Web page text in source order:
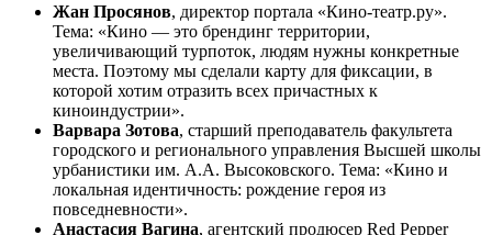
Жан Просянов, директор портала «Кино-театр.ру».
Тема: «Кино — это брендинг территории,
увеличивающий турпоток, людям нужны конкретные
места. Поэтому мы сделали карту для фиксации, в
которой хотим отразить всех причастных к
киноиндустрии».
Варвара Зотова, старший преподаватель факультета
городского и регионального управления Высшей школы
урбанистики им. А.А. Высоковского. Тема: «Кино и
локальная идентичность: рождение героя из
повседневности».
Анастасия Вагина, агентский продюсер Red Pepper